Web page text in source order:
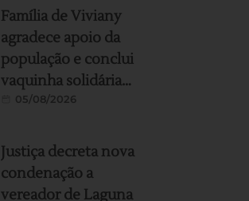
Família de Viviany
agradece apoio da
população e conclui
vaquinha solidária
para ajuda no
05/08/2026
Justiça decreta nova
condenação a
vereador de Laguna